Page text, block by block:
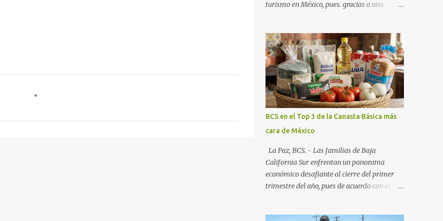
turismo en México, pues. gracias a una
fideicomisos de promoción, la entidad
proyecta un cierre de año marcado por una
ocupación hotelera robusta, una
conectividad aérea en ascenso y una
derrama económica sin precedentes. Las
proyecciones para este periodo vacacional
son optimistas, con un promedio estatal que
supera el 70% . Sin embargo, la sorpresa del
año la ha dado el norte del estado. Comondú
encabeza las expectativas con un
impresionante 89% de ocupación,
impulsado por el interés creciente en el
turismo de naturaleza. Le siguen destinos
Nuevo). La Paz: 66%. Loreto: 58%. Mulegé:
BCS en el Top 3 de la Canasta Básica más
cara de México
La Paz, BCS. - Las familias de Baja
California Sur enfrentan un panorama
económico desafiante al cierre del primer
trimestre del año, pues de acuerdo con el